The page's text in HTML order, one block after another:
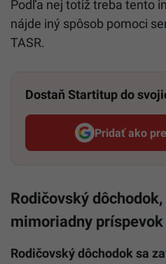
Podľa nej totiž treba tento
nájde iný spôsob pomoci
TASR.
Dostaň Startitup do
Pridať ako
Rodičovský
mimoriadny príspevok
Rodičovský dôchodok sa